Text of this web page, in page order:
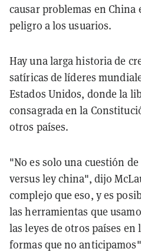
causar problemas en China
peligro a los usuarios.
Hay una larga historia de
satíricas de líderes
Estados Unidos, donde la
consagrada en la
otros países.
"No es solo una cuestión
versus ley china", dijo
complejo que eso, y es
las herramientas que
las leyes de otros países en
formas que no